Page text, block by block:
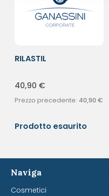
RILASTIL
ANTIR
40,90 €
Prezzo precedente: 40,90 €
Prodotto esaurito
Naviga
Cosmetici